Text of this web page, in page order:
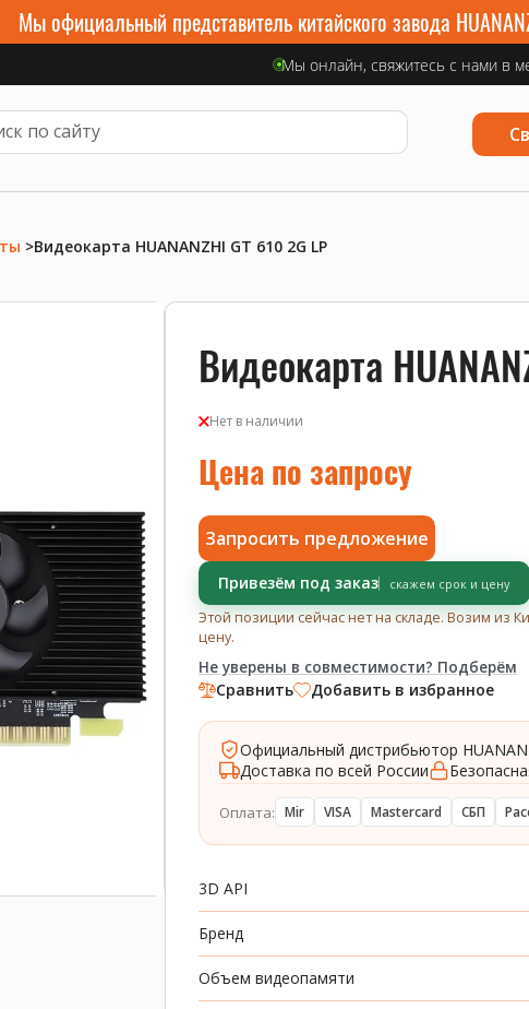
Мы официальный представитель китайского завода
Мы онлайн, свяжитесь с нами в
>Видеокарта HUANANZHI GT 610 2G LP
Видеокарта
Нет в наличии
Цена по запросу
Запросить предложение
Привезём под заказ скажем срок и цену
Этой позиции сейчас нет на складе. Возим из
цену.
Не уверены в совместимости? Подберём
Сравнить Добавить в избранное
Официальный дистрибьютор
Доставка по всей России
Оплата: Mir VISA Mastercard СБП
3D API
Бренд
Объем видеопамяти